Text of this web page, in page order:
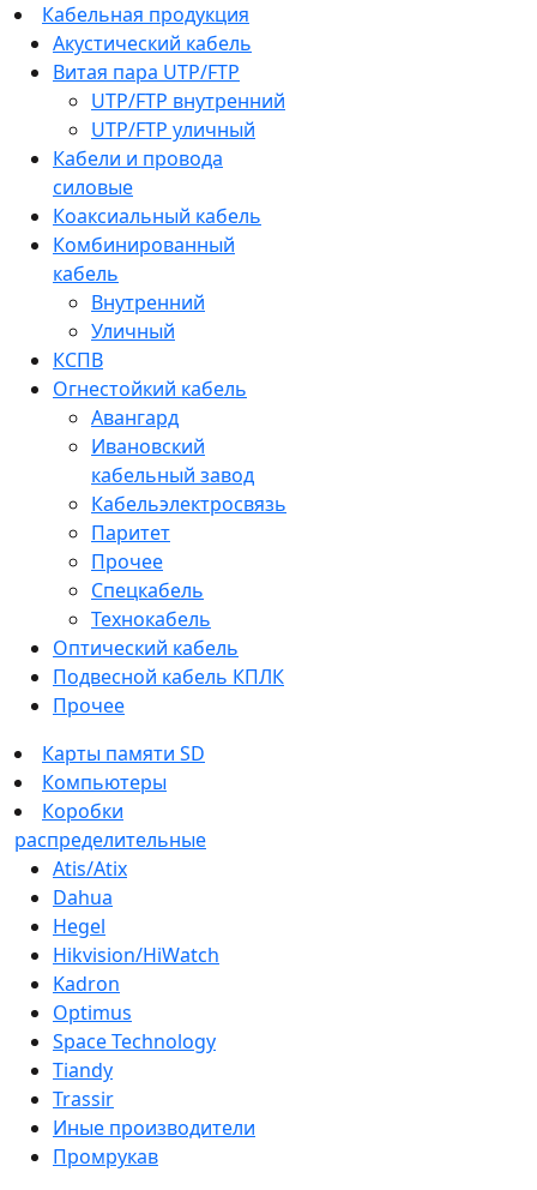
Кабельная продукция
Акустический кабель
Витая пара UTP/FTP
UTP/FTP внутренний
UTP/FTP уличный
Кабели и провода
силовые
Коаксиальный кабель
Комбинированный
кабель
Внутренний
Уличный
КСПВ
Огнестойкий кабель
Авангард
Ивановский
кабельный завод
Кабельэлектросвязь
Паритет
Прочее
Спецкабель
Технокабель
Оптический кабель
Подвесной кабель КПЛК
Прочее
Карты памяти SD
Компьютеры
Коробки
распределительные
Atis/Atix
Dahua
Hegel
Hikvision/HiWatch
Kadron
Optimus
Space Technology
Tiandy
Trassir
Иные производители
Промрукав